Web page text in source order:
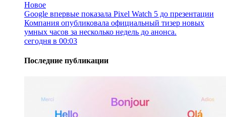
Новое
Google впервые показала Pixel Watch 5 до презентации
Компания опубликовала официальный тизер новых
умных часов за несколько недель до анонса.
сегодня в 00:03
Последние публикации